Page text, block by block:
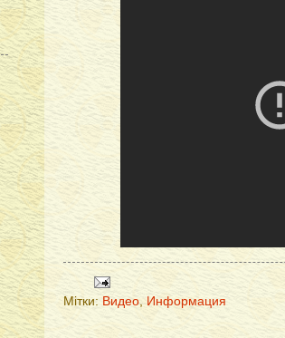
Мітки: Видео, Информация